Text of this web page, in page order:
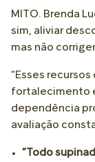
MITO. Brenda
sim, aliviar
mas não
“Esses
fortalecimento
dependência
avaliação
“Todo